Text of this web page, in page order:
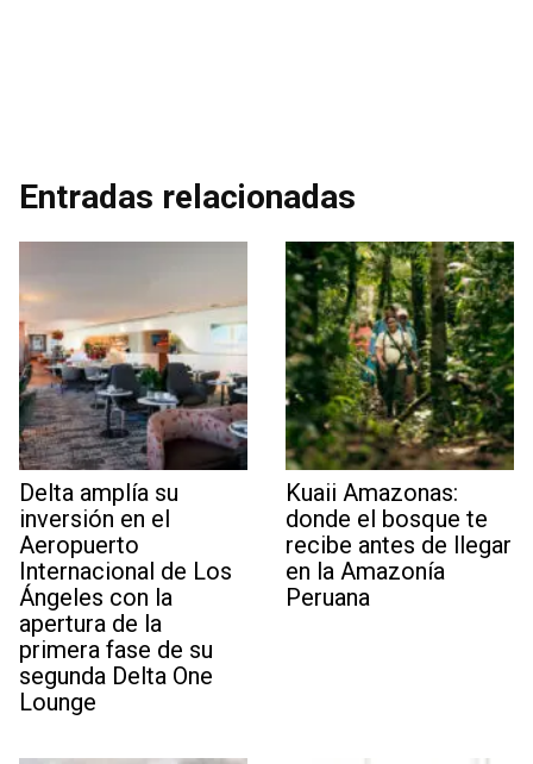
Entradas relacionadas
Delta amplía su
inversión en el
Aeropuerto
Internacional de Los
Ángeles con la
apertura de la
primera fase de su
segunda Delta One
Lounge
Kuaii Amazonas:
donde el bosque te
recibe antes de llegar
en la Amazonía
Peruana